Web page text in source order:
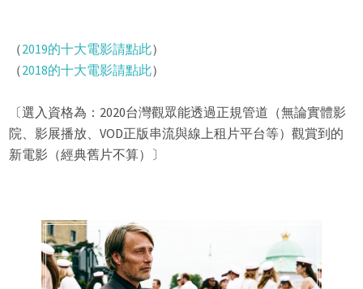
（2019的十大電影請點此）
（2018的十大電影請點此）
〔選入資格為：2020台灣觀眾能透過正規管道（無論實體影
院、影展播放、VOD正版串流與線上租片平台等）觀賞到的
新電影（經典舊片不算）〕